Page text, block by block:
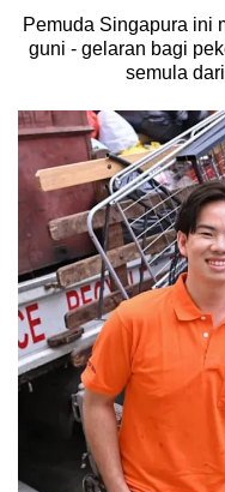
Pemuda Singapura ini
guni - gelaran bagi
semula
We
know
a
hassle
to
switch
browsers
but
we
want
your
experience
with
CNA